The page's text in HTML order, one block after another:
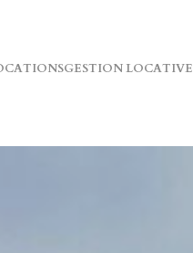
GESTION LOCATIVE